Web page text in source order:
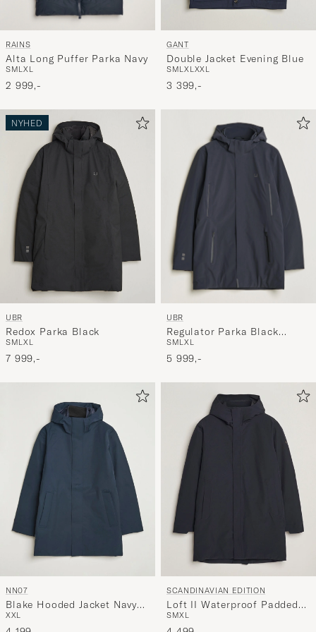
RAINS
Alta Long Puffer Parka Navy
SMLXL
2 999,-
GANT
Double Jacket Evening Blue
SMLXLXXL
3 399,-
NYHED
UBR
Redox Parka Black
SMLXL
7 999,-
UBR
Regulator Parka Black
Storm
SMLXL
5 999,-
NN07
Blake Hooded Jacket Navy
Blue
XXL
SCANDINAVIAN EDITION
Loft II Waterproof Padded
Coat Midnight Blue
SMXL